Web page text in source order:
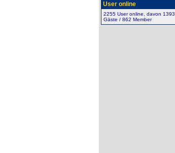
User online
2255 User online, davon 1393
Gäste / 862 Member